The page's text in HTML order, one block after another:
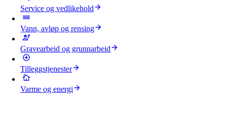
Service og vedlikehold
Vann, avløp og rensing
Gravearbeid og grunnarbeid
Tilleggstjenester
Varme og energi